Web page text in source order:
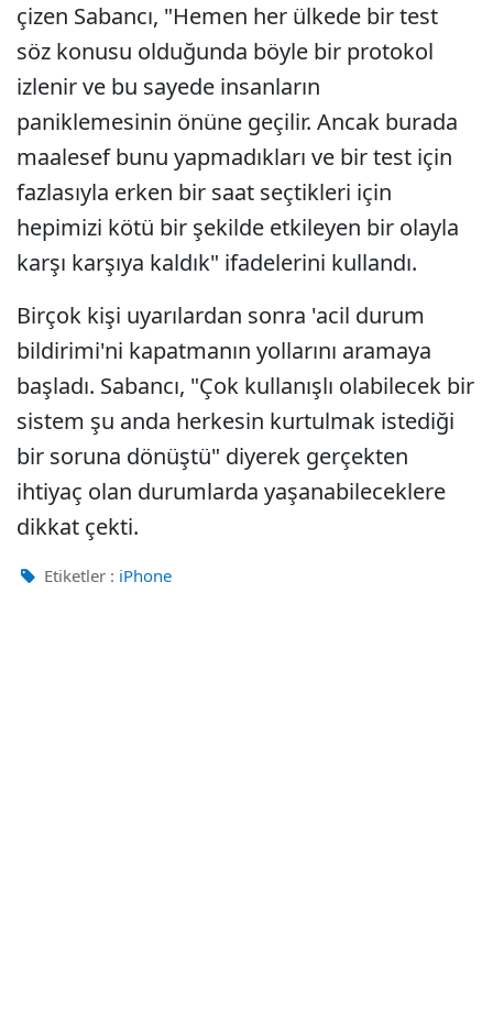
çizen Sabancı, "Hemen her ülkede bir test
söz konusu olduğunda böyle bir protokol
izlenir ve bu sayede insanların
paniklemesinin önüne geçilir. Ancak burada
maalesef bunu yapmadıkları ve bir test için
fazlasıyla erken bir saat seçtikleri için
hepimizi kötü bir şekilde etkileyen bir olayla
karşı karşıya kaldık" ifadelerini kullandı.
Birçok kişi uyarılardan sonra 'acil durum
bildirimi'ni kapatmanın yollarını aramaya
başladı. Sabancı, "Çok kullanışlı olabilecek bir
sistem şu anda herkesin kurtulmak istediği
bir soruna dönüştü" diyerek gerçekten
ihtiyaç olan durumlarda yaşanabileceklere
dikkat çekti.
Etiketler : iPhone